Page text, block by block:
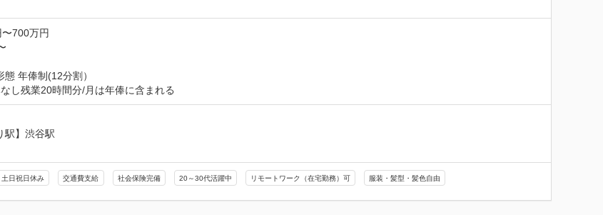
700万円
年俸制(12分割）
し残業20時間分/月は年俸に含まれる
駅】渋谷駅
土日祝日休み 交通費支給 社会保険完備 20～30代活躍中 リモートワーク（在宅勤務）可 服装・髪型・髪色自由